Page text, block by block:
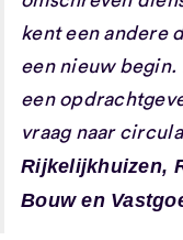
kent een andere
een nieuw
een
vraag naar
Rijkelijkhuizen,
Bouw en